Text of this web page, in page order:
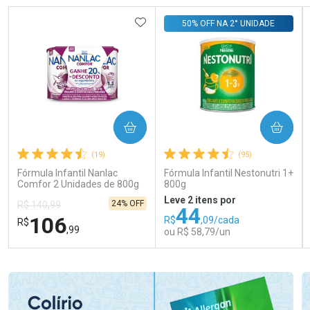
(19)
Fórmula Infantil Nanlac
Comfor 2 Unidades de 800g
R$ 140,99
R$106,99
24% OFF
ADICIONAR AOS FAVORITOS
COMPRAR
(95)
Fórmula Infantil Nestonutri 1+
800g
50% OFF NA 2° UNIDADE
Leve 2 itens por
R$44,09/cada
ou R$ 58,79/un
COMPRAR
Laboratório
Por Menos